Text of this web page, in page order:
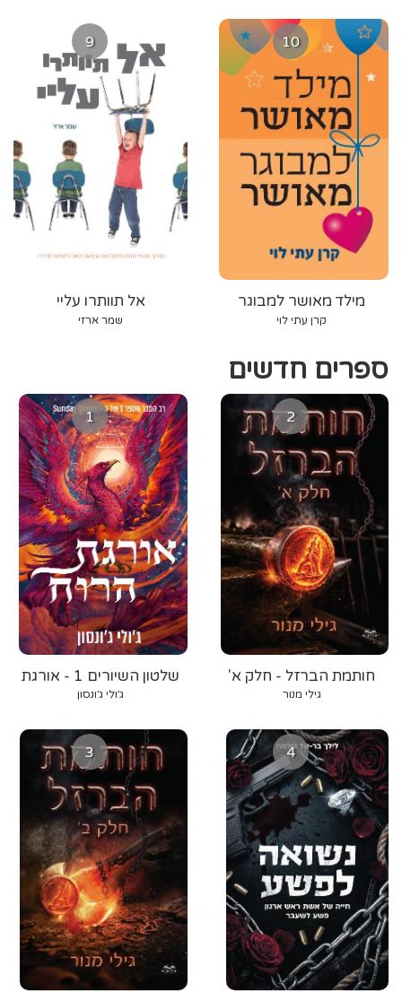
9
אל תוותרו עליי
שמר ארזי
10
מילד מאושר למבוגר
מאושר
קרן עתי לוי
ספרים חדשים
1
שלטון השיורים 1 - אורגת
הרוח
ג׳ולי ג׳ונסון
2
חותמת הברזל - חלק א'
גילי מנור
3 4